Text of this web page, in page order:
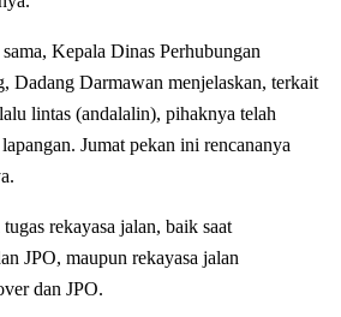
Kepala Dinas Perhubungan
Dadang Darmawan menjelaskan, terkait
lintas (andalalin), pihaknya telah
Jumat pekan ini rencananya
rekayasa jalan, baik saat
JPO, maupun rekayasa jalan
dan JPO.